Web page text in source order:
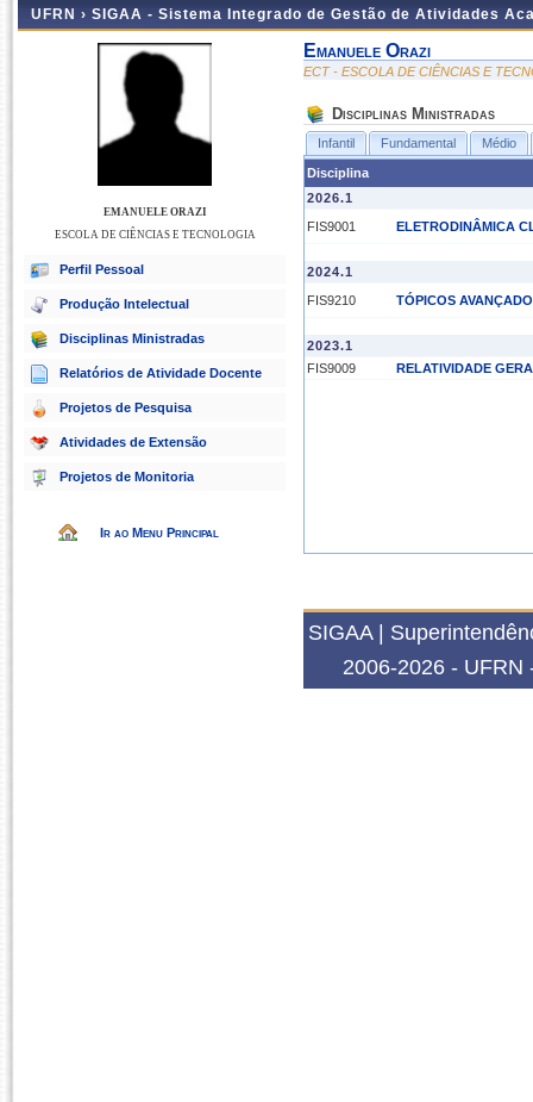
UFRN › SIGAA - Sistema Integrado de Gestão de Atividades
EMANUELE ORAZI
ESCOLA DE CIÊNCIAS E TECNOLOGIA
Perfil Pessoal
Produção Intelectual
Disciplinas Ministradas
Relatórios de Atividade Docente
Projetos de Pesquisa
Atividades de Extensão
Projetos de Monitoria
Ir ao Menu Principal
Emanuele Orazi
ECT - ESCOLA DE CIÊNCIAS E
Disciplinas Ministradas
Infantil Fundamental Médio
Disciplina
2026.1
FIS9001
ELETRODINÂMICA
2024.1
FIS9210
TÓPICOS
2023.1
FIS9009
RELATIVIDADE
SIGAA |
2006-2026 -